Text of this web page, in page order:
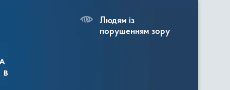
Людям із
порушенням зору